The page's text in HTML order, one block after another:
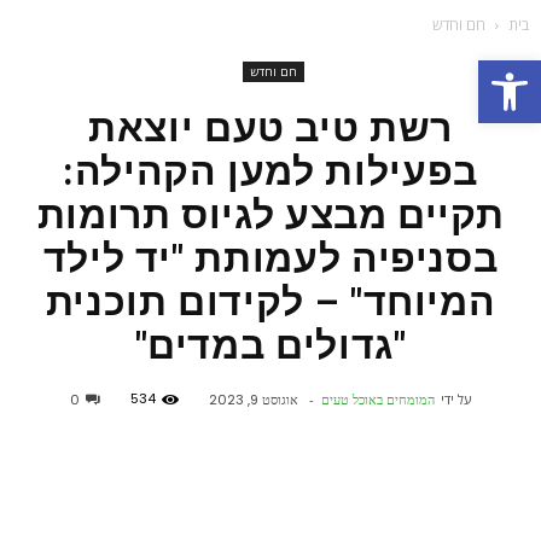
פתח סרגל נגישות
בית חם וחדש
חם וחדש
רשת טיב טעם יוצאת
בפעילות למען הקהילה:
תקיים מבצע לגיוס תרומות
בסניפיה לעמותת "יד לילד
המיוחד" – לקידום תוכנית
"גדולים במדים"
על ידי המומחים באוכל טעים - אוגוסט 9, 2023 534
0